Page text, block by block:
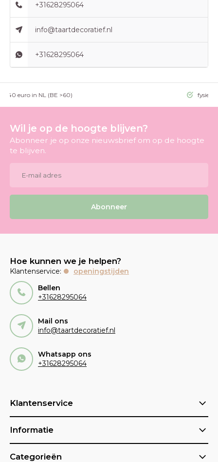
+31628295064
info@taartdecoratief.nl
+31628295064
>40 euro in NL (BE >60) fysieke
Wil je op de hoogte blijven?
Abonneer je op onze nieuwsbrief om op de hoogte
te blijven.
Abonneer
Hoe kunnen we je helpen?
Klantenservice:
openingstijden
Bellen
+31628295064
Mail ons
info@taartdecoratief.nl
Whatsapp ons
+31628295064
Klantenservice
Informatie
Categorieën